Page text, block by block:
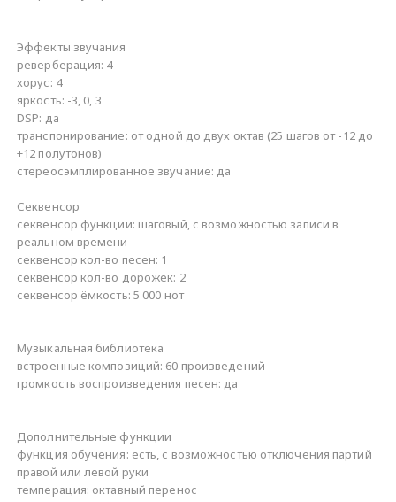
Эффекты звучания
реверберация: 4
хорус: 4
яркость: -3, 0, 3
DSP: да
транспонирование: от одной до двух октав (25 шагов от -12 до
+12 полутонов)
стереосэмплированное звучание: да
Секвенсор
секвенсор функции: шаговый, с возможностью записи в
реальном времени
секвенсор кол-во песен: 1
секвенсор кол-во дорожек: 2
секвенсор ёмкость: 5 000 нот
Музыкальная библиотека
встроенные композиций: 60 произведений
громкость воспроизведения песен: да
Дополнительные функции
функция обучения: есть, с возможностью отключения партий
правой или левой руки
темперация: октавный перенос